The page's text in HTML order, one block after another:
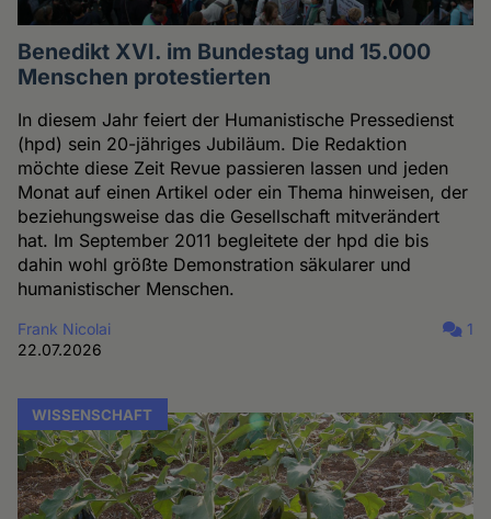
Benedikt XVI. im Bundestag und 15.000
Menschen protestierten
In diesem Jahr feiert der Humanistische Pressedienst
(hpd) sein 20-jähriges Jubiläum. Die Redaktion
möchte diese Zeit Revue passieren lassen und jeden
Monat auf einen Artikel oder ein Thema hinweisen, der
beziehungsweise das die Gesellschaft mitverändert
hat. Im September 2011 begleitete der hpd die bis
dahin wohl größte Demonstration säkularer und
humanistischer Menschen.
Frank Nicolai
22.07.2026
1
WISSENSCHAFT